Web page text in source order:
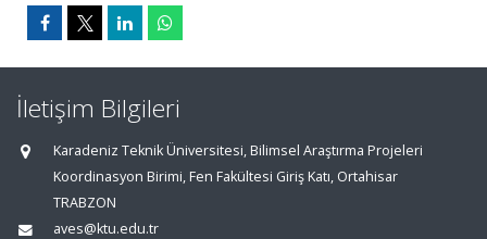
İletişim Bilgileri
Karadeniz Teknik Üniversitesi, Bilimsel Araştırma Projeleri
Koordinasyon Birimi, Fen Fakültesi Giriş Katı, Ortahisar
TRABZON
aves@ktu.edu.tr